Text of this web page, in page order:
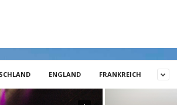
ENGLAND FRANKREICH